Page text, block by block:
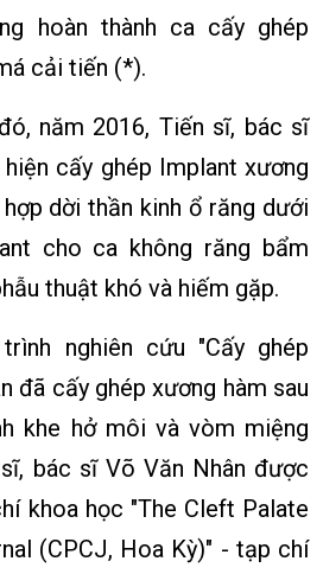
hoàn thành ca cấy ghép
cải tiến (*).
năm 2016, Tiến sĩ, bác sĩ
cấy ghép Implant xương
dời thần kinh ổ răng dưới
cho ca không răng bẩm
thuật khó và hiếm gặp.
nghiên cứu "Cấy ghép
đã cấy ghép xương hàm sau
khe hở môi và vòm miệng
bác sĩ Võ Văn Nhân được
khoa học "The Cleft Palate
(CPCJ, Hoa Kỳ)" - tạp chí